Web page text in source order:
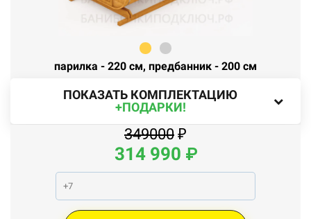
парилка - 220 см, предбанник - 200 см
ПОКАЗАТЬ КОМПЛЕКТАЦИЮ
+ПОДАРКИ!
349000 ₽
314 990 ₽